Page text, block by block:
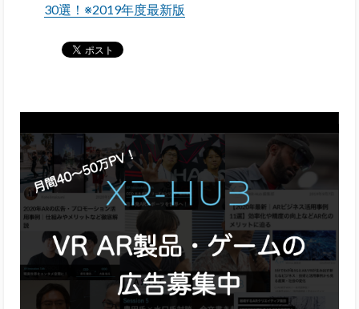
30選！※2019年度最新版